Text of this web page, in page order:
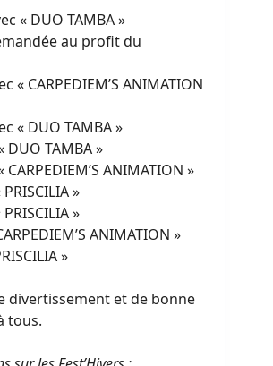
« DUO TAMBA »
au profit du
« CARPEDIEM’S ANIMATION
« DUO TAMBA »
DUO TAMBA »
CARPEDIEM’S ANIMATION »
»
»
ANIMATION »
»
divertissement et de bonne
tous.